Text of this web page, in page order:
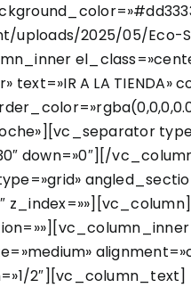
2025/05/Eco-
text=»IR A LA
down=»0″][/
2″][vc_column_text]